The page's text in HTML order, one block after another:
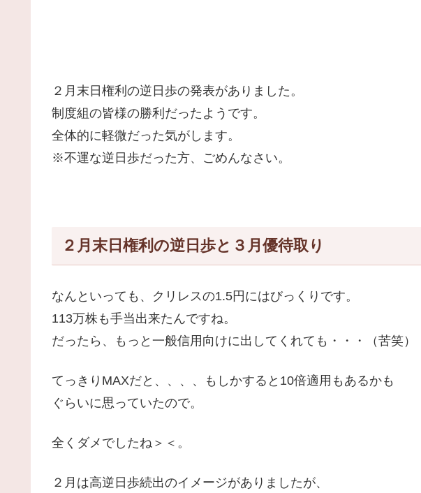
２月末日権利の逆日歩の発表がありました。
制度組の皆様の勝利だったようです。
全体的に軽微だった気がします。
※不運な逆日歩だった方、ごめんなさい。
２月末日権利の逆日歩と３月優待取り
なんといっても、クリレスの1.5円にはびっくりです。
113万株も手当出来たんですね。
だったら、もっと一般信用向けに出してくれても・・・（苦笑）
てっきりMAXだと、、、、もしかすると10倍適用もあるかも
ぐらいに思っていたので。
全くダメでしたね＞＜。
２月は高逆日歩続出のイメージがありましたが、